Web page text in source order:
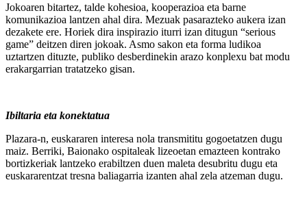
Jokoaren bitartez, talde kohesioa, kooperazioa eta barne
komunikazioa lantzen ahal dira. Mezuak pasarazteko aukera izan
dezakete ere. Horiek dira inspirazio iturri izan ditugun “serious
game” deitzen diren jokoak. Asmo sakon eta forma ludikoa
uztartzen dituzte, publiko desberdinekin arazo konplexu bat modu
erakargarrian tratatzeko gisan.
Ibiltaria eta konektatua
Plazara-n, euskararen interesa nola transmititu gogoetatzen dugu
maiz. Berriki, Baionako ospitaleak lizeoetan emazteen kontrako
bortizkeriak lantzeko erabiltzen duen maleta desubritu dugu eta
euskararentzat tresna baliagarria izanten ahal zela atzeman dugu.